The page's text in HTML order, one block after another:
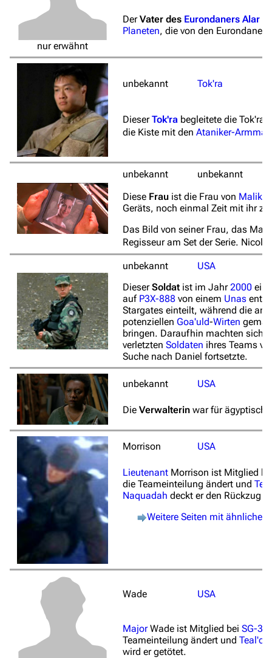
nur erwähnt
DerVater des Eurondaners Alar
Planeten, die von den
unbekannt Tok'ra
DieserTok'ra begleitete die
die Kiste mit den Ataniker-
unbekannt
unbekannt
Diese Frau ist die Frau von Malikai
Geräts, noch einmal Zeit mit ihr
Das Bild von seiner Frau, das
Regisseur am Set der Serie.
unbekannt
USA
DieserSoldat ist im Jahr2000 ein
auf P3X-888 von einem Unas
Stargates einteilt, während die
potenziellen Goa'uld-Wirten
bringen. Daraufhin machten sich
verletzten Soldaten ihres Teams
Suche nach Daniel fortsetzte.
unbekannt USA
Die Verwalterin war für
Morrison USA
Lieutenant Morrison ist Mitglied
die Teameinteilung ändert und
Naquadah deckt er den Rückzug
Weitere Seiten mit
Wade USA
MajorWade ist Mitglied bei SG-3
Teameinteilung ändert und Teal'c
wird er getötet.